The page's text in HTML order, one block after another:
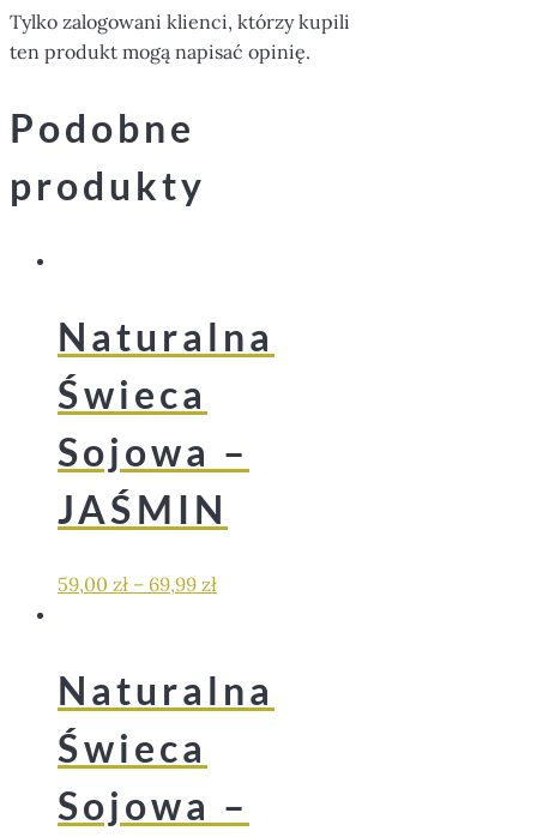
Tylko zalogowani klienci, którzy kupili
ten produkt mogą napisać opinię.
Podobne
produkty
Naturalna
Świeca
Sojowa –
JAŚMIN
59,00 zł – 69,99 zł
Naturalna
Świeca
Sojowa –